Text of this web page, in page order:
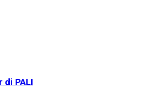
di PALI